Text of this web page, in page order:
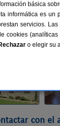
Rural
en Cistella
completo 9
con el
básica
informática es un
servicios.
cookies
o elegir su